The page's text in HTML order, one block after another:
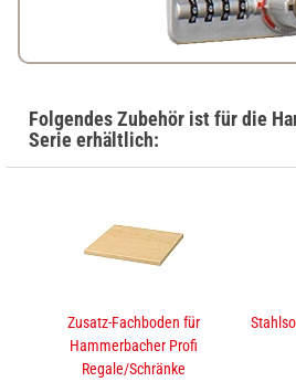
Folgendes Zubehör ist für die
Serie erhältlich:
Zusatz-Fachboden für
Hammerbacher Profi
Regale/Schränke